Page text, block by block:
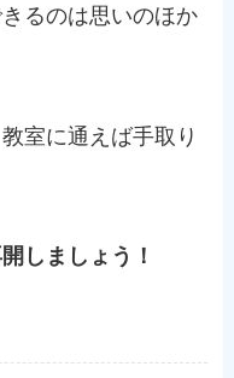
るのは思いのほか
室に通えば手取り
しましょう！